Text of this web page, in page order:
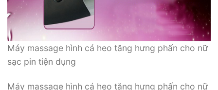
Máy massage hình cá heo tăng hưng phấn cho nữ
sạc pin tiện dụng
Máy massage hình cá heo tăng hưng phấn cho nữ